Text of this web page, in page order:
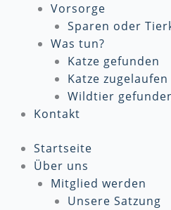
Vorsorge
Sparen oder
Was tun?
Katze gefunden
Katze zugelaufen
Wildtier
Kontakt
Startseite
Über uns
Mitglied werden
Unsere Satzung